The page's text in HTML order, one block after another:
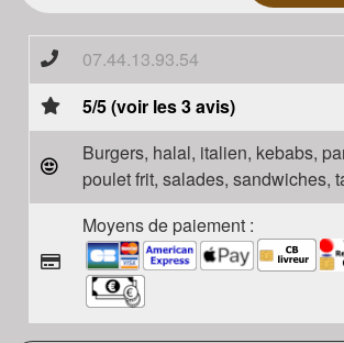
07.44.13.93.54
5/5 (voir les 3 avis)
Burgers, halal, italien, kebabs,
poulet frit, salades, sandwiches,
Moyens de paiement :